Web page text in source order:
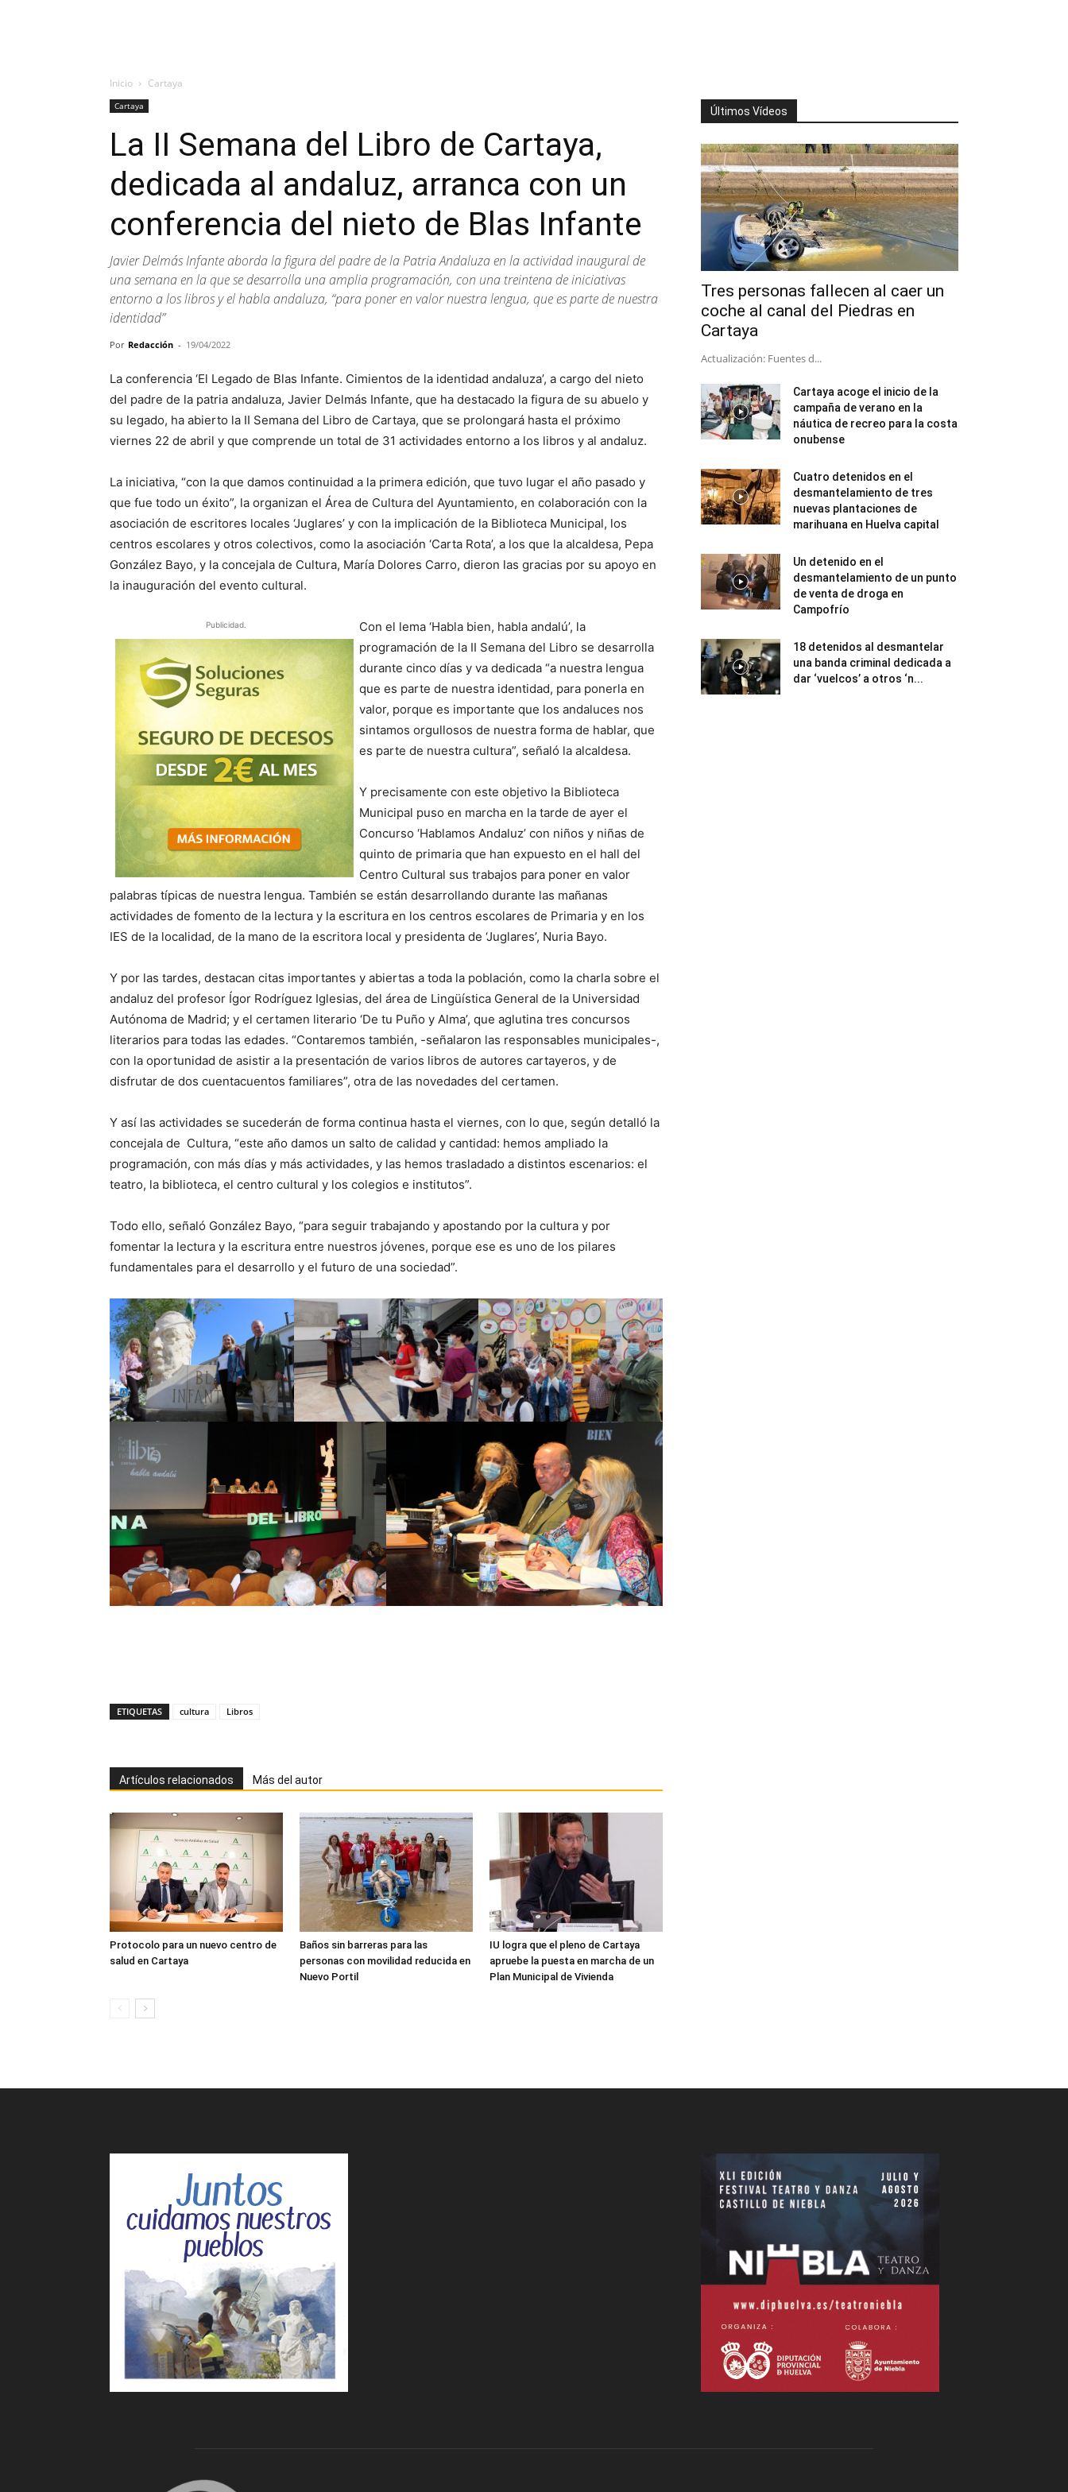
Inicio Cartaya
Cartaya
La II Semana del Libro de Cartaya,
dedicada al andaluz, arranca con un
conferencia del nieto de Blas Infante
Javier Delmás Infante aborda la figura del padre de la Patria Andaluza en la actividad inaugural de
una semana en la que se desarrolla una amplia programación, con una treintena de iniciativas
entorno a los libros y el habla andaluza, “para poner en valor nuestra lengua, que es parte de nuestra
identidad”
Por Redacción - 19/04/2022
La conferencia ‘El Legado de Blas Infante. Cimientos de la identidad andaluza’, a cargo del nieto
del padre de la patria andaluza, Javier Delmás Infante, que ha destacado la figura de su abuelo y
su legado, ha abierto la II Semana del Libro de Cartaya, que se prolongará hasta el próximo
viernes 22 de abril y que comprende un total de 31 actividades entorno a los libros y al andaluz.
La iniciativa, “con la que damos continuidad a la primera edición, que tuvo lugar el año pasado y
que fue todo un éxito”, la organizan el Área de Cultura del Ayuntamiento, en colaboración con la
asociación de escritores locales ‘Juglares’ y con la implicación de la Biblioteca Municipal, los
centros escolares y otros colectivos, como la asociación ‘Carta Rota’, a los que la alcaldesa, Pepa
González Bayo, y la concejala de Cultura, María Dolores Carro, dieron las gracias por su apoyo en
la inauguración del evento cultural.
Publicidad.
Con el lema ‘Habla bien, habla andalú’, la
programación de la II Semana del Libro se desarrolla
durante cinco días y va dedicada “a nuestra lengua
que es parte de nuestra identidad, para ponerla en
valor, porque es importante que los andaluces nos
sintamos orgullosos de nuestra forma de hablar, que
es parte de nuestra cultura”, señaló la alcaldesa.
Y precisamente con este objetivo la Biblioteca
Municipal puso en marcha en la tarde de ayer el
Concurso ‘Hablamos Andaluz’ con niños y niñas de
quinto de primaria que han expuesto en el hall del
Centro Cultural sus trabajos para poner en valor
palabras típicas de nuestra lengua. También se están desarrollando durante las mañanas
actividades de fomento de la lectura y la escritura en los centros escolares de Primaria y en los
IES de la localidad, de la mano de la escritora local y presidenta de ‘Juglares’, Nuria Bayo.
Y por las tardes, destacan citas importantes y abiertas a toda la población, como la charla sobre el
andaluz del profesor Ígor Rodríguez Iglesias, del área de Lingüística General de la Universidad
Autónoma de Madrid; y el certamen literario ‘De tu Puño y Alma’, que aglutina tres concursos
literarios para todas las edades. “Contaremos también, -señalaron las responsables municipales-,
con la oportunidad de asistir a la presentación de varios libros de autores cartayeros, y de
disfrutar de dos cuentacuentos familiares”, otra de las novedades del certamen.
Y así las actividades se sucederán de forma continua hasta el viernes, con lo que, según detalló la
concejala de Cultura, “este año damos un salto de calidad y cantidad: hemos ampliado la
programación, con más días y más actividades, y las hemos trasladado a distintos escenarios: el
teatro, la biblioteca, el centro cultural y los colegios e institutos”.
Todo ello, señaló González Bayo, “para seguir trabajando y apostando por la cultura y por
fomentar la lectura y la escritura entre nuestros jóvenes, porque ese es uno de los pilares
fundamentales para el desarrollo y el futuro de una sociedad”.
ETIQUETAS cultura Libros
Artículos relacionados Más del autor
Protocolo para un nuevo centro de
salud en Cartaya
Baños sin barreras para las
personas con movilidad reducida en
Nuevo Portil
IU logra que el pleno de Cartaya
apruebe la puesta en marcha de un
Plan Municipal de Vivienda
Últimos Vídeos
Tres personas fallecen al caer un
coche al canal del Piedras en
Cartaya
Actualización: Fuentes d...
Cartaya acoge el inicio de la
campaña de verano en la
náutica de recreo para la costa
onubense
Cuatro detenidos en el
desmantelamiento de tres
nuevas plantaciones de
marihuana en Huelva capital
Un detenido en el
desmantelamiento de un punto
de venta de droga en
Campofrío
18 detenidos al desmantelar
una banda criminal dedicada a
dar ‘vuelcos’ a otros ‘n...